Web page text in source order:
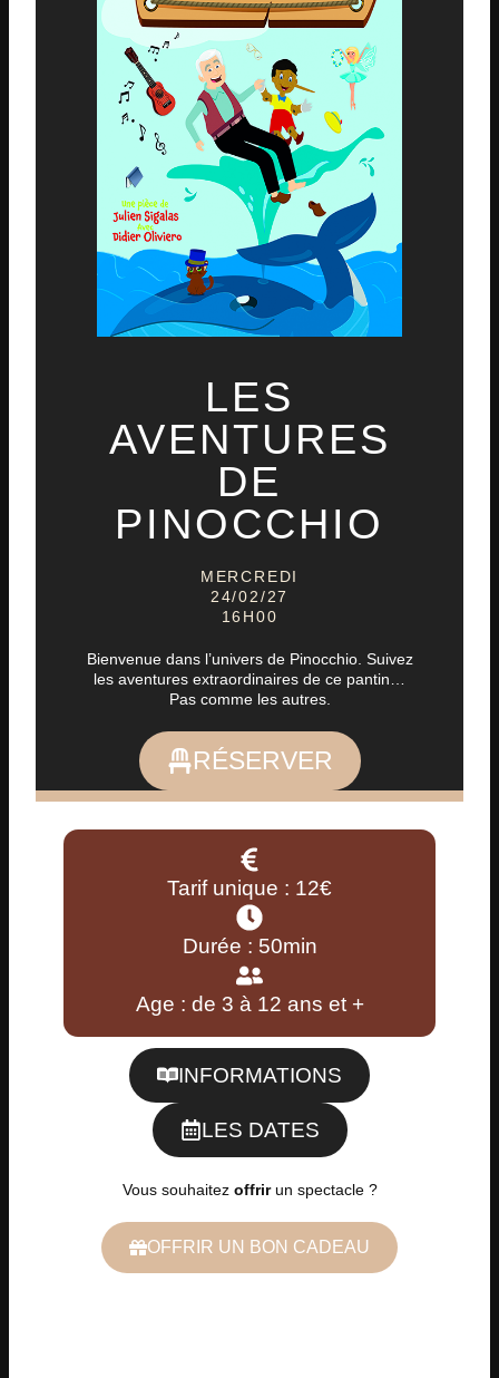
LES
AVENTURES
DE
PINOCCHIO
MERCREDI
24/02/27
16H00
Bienvenue dans l’univers de Pinocchio. Suivez
les aventures extraordinaires de ce pantin…
Pas comme les autres.
RÉSERVER
Tarif unique : 12€
Durée : 50min
Age : de 3 à 12 ans et +
INFORMATIONS
LES DATES
Vous souhaitez offrirun spectacle ?
OFFRIR UN BON CADEAU